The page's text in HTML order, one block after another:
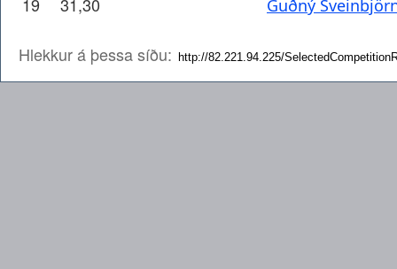
Guðný
Hlekkur á þessa síðu: